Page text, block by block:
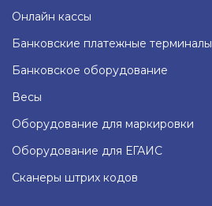
Онлайн кассы
Банковские платежные терминалы
Банковское оборудование
Весы
Оборудование для маркировки
Оборудование для ЕГАИС
Сканеры штрих кодов